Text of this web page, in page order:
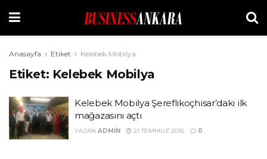
Anasayfa Etiket Kelebek Mobilya
Etiket: Kelebek Mobilya
Kelebek Mobilya Şereflikoçhisar’daki ilk
mağazasını açtı
YAZAN ADMIN 21 TEMMUZ 2016 0